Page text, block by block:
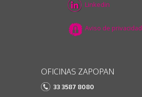
Linkedin
Aviso de privacidad
OFICINAS ZAPOPAN
33 3587 8080